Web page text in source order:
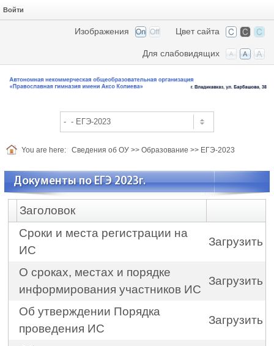
Войти
Цвет сайта
Изображения
Для слабовидящих
You are here: Сведения об ОУ >> Образование >> ЕГЭ-2023
Документы по ЕГЭ 2023г.
Заголовок
Сроки и места регистрации на
ИС
Загрузить
О сроках, местах и порядке
информирования участников ИС
Загрузить
Об утверждении Порядка
проведения ИС
Загрузить